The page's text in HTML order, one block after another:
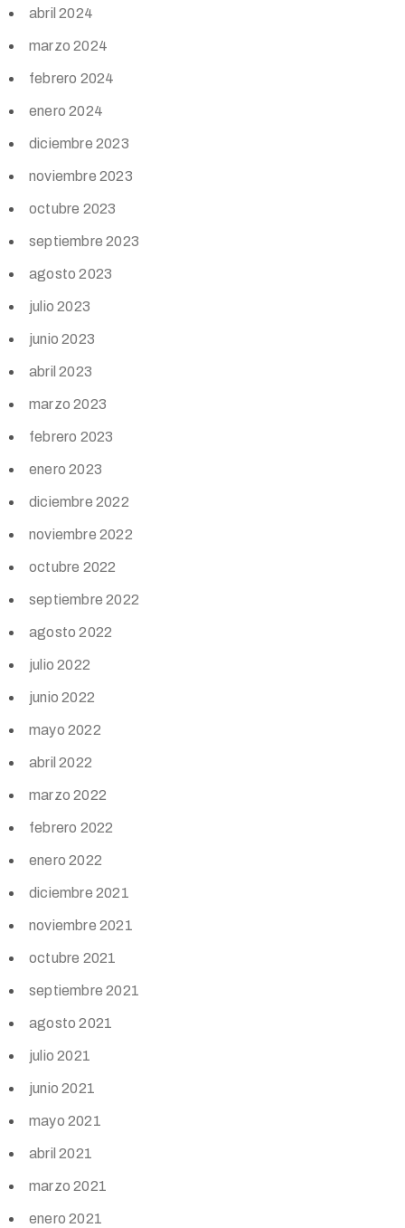
abril 2024
marzo 2024
febrero 2024
enero 2024
diciembre 2023
noviembre 2023
octubre 2023
septiembre 2023
agosto 2023
julio 2023
junio 2023
abril 2023
marzo 2023
febrero 2023
enero 2023
diciembre 2022
noviembre 2022
octubre 2022
septiembre 2022
agosto 2022
julio 2022
junio 2022
mayo 2022
abril 2022
marzo 2022
febrero 2022
enero 2022
diciembre 2021
noviembre 2021
octubre 2021
septiembre 2021
agosto 2021
julio 2021
junio 2021
mayo 2021
abril 2021
marzo 2021
enero 2021